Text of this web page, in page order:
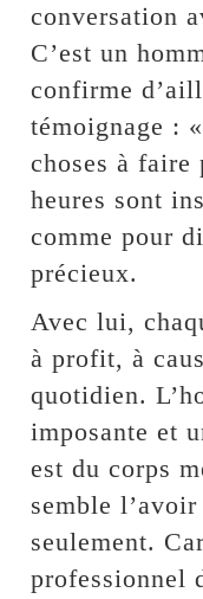
conversation
C’est un
confirme
témoignage :
choses à faire
heures sont
comme pour
précieux.
Avec lui,
à profit, à
quotidien.
imposante et
est du corps
semble
seulement.
professionnel